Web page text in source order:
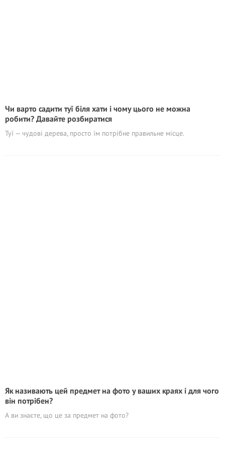
Чи варто садити туї біля хати і чому цього не можна
робити? Давайте розбиратися
Туї — чудові дерева, просто їм потрібне правильне місце.
Як називають цей предмет на фото у ваших краях і для чого
він потрібен?
А ви знаєте, що це за предмет на фото?